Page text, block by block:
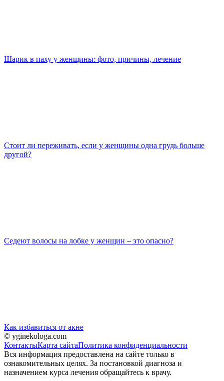
Шарик в паху у женщины: фото, причины, лечение
Стоит ли переживать, если у женщины одна грудь больше
другой?
Седеют волосы на лобке у женщин – это опасно?
Как избавиться от акне
© yginekologa.com
КонтактыКарта сайтаПолитика конфиденциальности
Вся информация предоставлена на сайте только в
ознакомительных целях. За постановкой диагноза и
назначением курса лечения обращайтесь к врачу.